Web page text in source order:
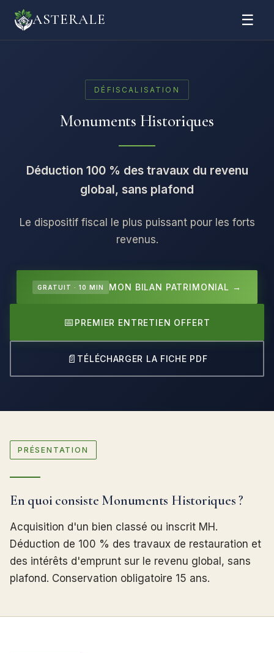
ASTERALE ☰
DÉFISCALISATION
Monuments Historiques
Déduction 100 % des travaux du revenu
global, sans plafond
Le dispositif fiscal le plus puissant pour les forts
revenus.
GRATUIT · 10 MIN MON BILAN PATRIMONIAL →
📅 PREMIER ENTRETIEN OFFERT
📄 TÉLÉCHARGER LA FICHE PDF
PRÉSENTATION
En quoi consiste Monuments Historiques ?
Acquisition d'un bien classé ou inscrit MH.
Déduction de 100 % des travaux de restauration et
des intérêts d'emprunt sur le revenu global, sans
plafond. Conservation obligatoire 15 ans.